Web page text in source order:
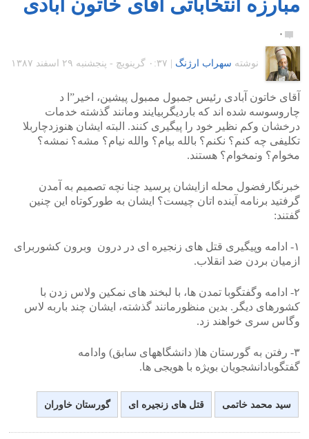
۰
نوشته سهراب ارژنگ ۰:۳۷ گرينويچ - پنجشنبه ۲۹ اسفند ۱۳۸۷
آقای خاتون آبادی رئیس جمبول ممبول پیشین، اخیر”ا د
چاروسوسه شده اند که باردیگربیایند ومانند گذشته خدمات
درخشان وکم نظیر خود را پیگیری کنند. البته ایشان هنوزدچاربلا
تکلیفی چه کنم؟ نکنم؟ بالله بیام؟ والله نیام؟ مشه؟ نمشه؟
مخوام؟ ونمخوام؟ هستند.
خبرنگارفضول محله ازایشان پرسید چنا نچه تصمیم به آمدن
گرفتید برنامه آینده اتان چیست؟ ایشان به طورکوتاه این چنین
گفتند:
۱- ادامه وپیگیری قتل های زنجیره ای در درون وبرون کشوربرای
ازمیان بردن ضد انقلاب.
۲- ادامه وگفتگوبا تمدن ها، با لبخند های نمکین ولاس زدن با
کشورهای دیگر. بدین منظورمانند گذشته، ایشان چند باربه لاس
وگاس سری خواهند زد.
۳- رفتن به گورستان ها( دانشگاههای سابق) وادامه
گفتگوبادانشجویان بویژه با هویجی ها.
سید محمد خاتمی قتل های زنجیره ای گورستان خاوران